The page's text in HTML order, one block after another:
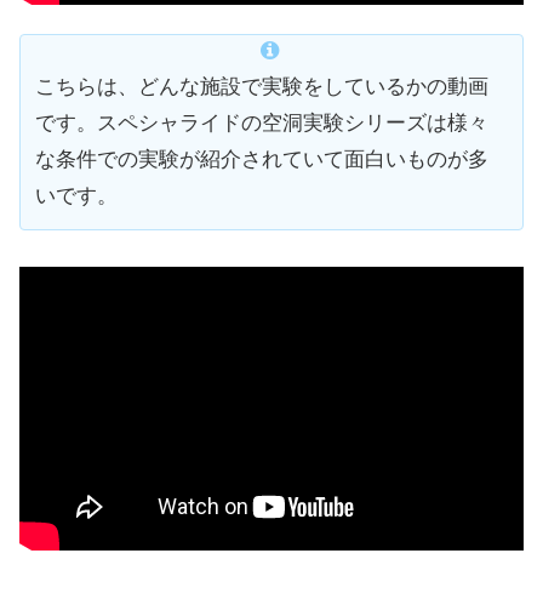
こちらは、どんな施設で実験をしているかの動画
です。スペシャライドの空洞実験シリーズは様々
な条件での実験が紹介されていて面白いものが多
いです。